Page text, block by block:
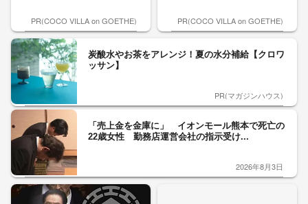
PR(COCO VILLA on GOETHE) PR(COCO VILLA on GOETHE)
炭酸水やお茶をアレンジ！夏の水分補給【クロワ
ッサン】
PR(マガジンハウス)
「売上金を金庫に」 イオンモール熊本で死亡の
22歳女性 勤務店運営会社の指示受け...
2026年8月3日